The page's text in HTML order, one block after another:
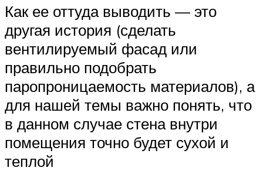
Как ее оттуда выводить — это
другая история (сделать
вентилируемый фасад или
правильно подобрать
паропроницаемость материалов), а
для нашей темы важно понять, что
в данном случае стена внутри
помещения точно будет сухой и
теплой